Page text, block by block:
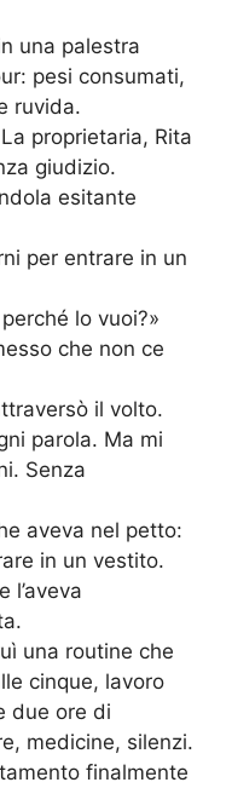
una palestra
pesi consumati,
ruvida.
proprietaria, Rita
giudizio.
esitante
per entrare in un
lo vuoi?»
che non ce
il volto.
parola. Ma mi
Senza
aveva nel petto:
in un vestito.
l’aveva
una routine che
cinque, lavoro
due ore di
medicine, silenzi.
finalmente